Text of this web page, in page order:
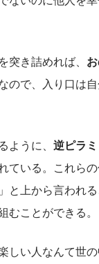
突き詰めれば、
ので、入り口は
ように、 逆ピラ
ている。これら
と上から言われ
むことができる。
しい人なんて世